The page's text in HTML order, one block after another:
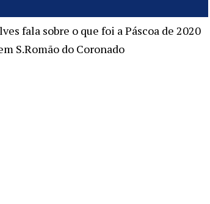
fala sobre o que foi a Páscoa de 2020
S.Romão do Coronado